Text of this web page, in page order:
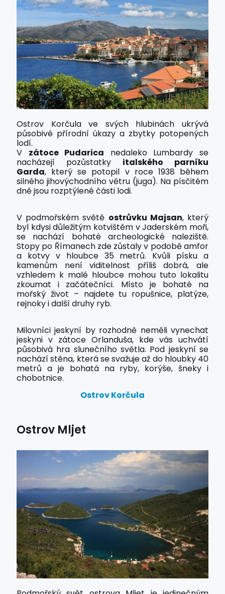
Ostrov Korčula ve svých hlubinách ukrývá
působivé přírodní úkazy a zbytky potopených
lodí.
V zátoce Pudarica nedaleko Lumbardy se
nacházejí pozůstatky italského parníku
Garda, který se potopil v roce 1938 během
silného jihovýchodního větru (juga). Na písčitém
dně jsou rozptýlené části lodi.
V podmořském světě ostrůvku Majsan, který
byl kdysi důležitým kotvištěm v Jaderském moři,
se nachází bohaté archeologické naleziště.
Stopy po Římanech zde zůstaly v podobě amfor
a kotvy v hloubce 35 metrů. Kvůli písku a
kamenům není viditelnost příliš dobrá, ale
vzhledem k malé hloubce mohou tuto lokalitu
zkoumat i začátečníci. Místo je bohaté na
mořský život – najdete tu ropušnice, platýze,
rejnoky i další druhy ryb.
Milovníci jeskyní by rozhodně neměli vynechat
jeskyni v zátoce Orlanduša, kde vás uchvátí
působivá hra slunečního světla. Pod jeskyní se
nachází stěna, která se svažuje až do hloubky 40
metrů a je bohatá na ryby, korýše, šneky i
chobotnice.
Ostrov Korčula
Ostrov Mljet